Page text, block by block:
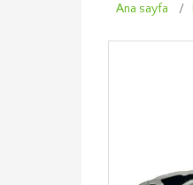
Ana sayfa /